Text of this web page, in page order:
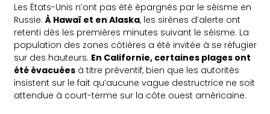
Les États-Unis n’ont pas été épargnés par le séisme en
Russie.À Hawaï et en Alaska, les sirènes d’alerte ont
retenti dès les premières minutes suivant le séisme. La
population des zones côtières a été invitée à se réfugier
sur des hauteurs. En Californie, certaines plages ont
été évacuées à titre préventif, bien que les autorités
insistent sur le fait qu’aucune vague destructrice ne soit
attendue à court-terme sur la côte ouest américaine.